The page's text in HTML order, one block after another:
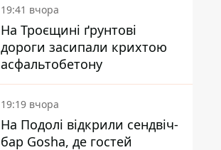
19:41 вчора
На Троєщині ґрунтові
дороги засипали крихтою
асфальтобетону
19:19 вчора
На Подолі відкрили сендвіч-
бар Gosha, де гостей